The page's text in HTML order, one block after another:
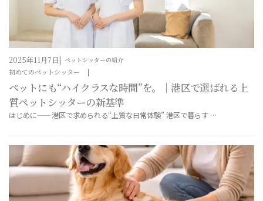
ペットシッターの紹介
2025年11月7日
初めてのペットシッター
ペットにも“ハイクラスな時間”を。｜港区で選ばれる上
質ペットシッターの新基準
はじめに——港区で求められる“上質な日常体験” 港区で暮らす …